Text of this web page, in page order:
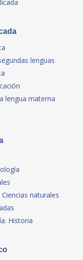
lenguas
lengua materna
naturales
Historia